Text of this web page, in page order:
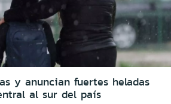
y anuncian fuertes heladas
al sur del país